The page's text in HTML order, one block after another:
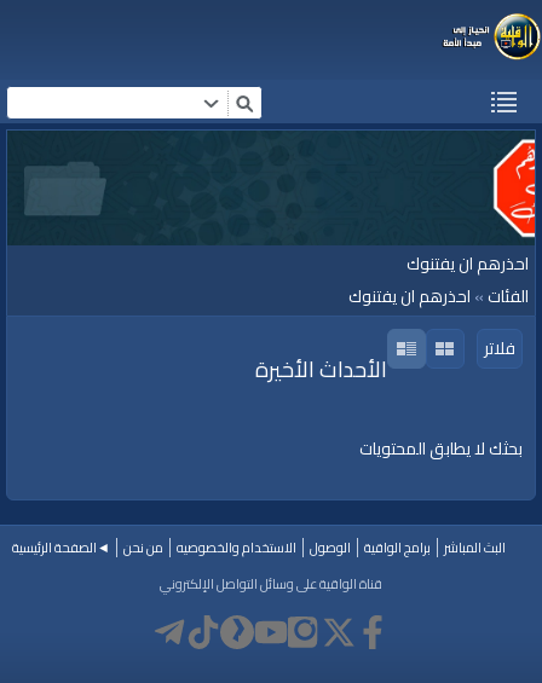
احذرهم ان يفتنوك
الفئات»احذرهم ان يفتنوك
فلاتر
الأحداث الأخيرة
بحثك لا يطابق المحتويات
البث المباشر برامج الواقية الوصول الاستخدام والخصوصيه من نحن
◄الصفحة الرئيسية
قناة الواقية على وسائل التواصل الإلكتروني